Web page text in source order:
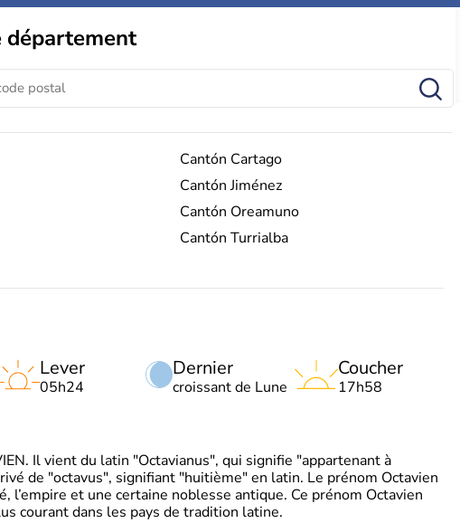
département
Cantón Cartago
Cantón Jiménez
Cantón Oreamuno
Cantón Turrialba
Dernier
croissant de Lune
Lever
05h24
Coucher
17h58
Il vient du latin "Octavianus", qui signifie "appartenant à
de "octavus", signifiant "huitième" en latin. Le prénom Octavien
l’empire et une certaine noblesse antique. Ce prénom Octavien
courant dans les pays de tradition latine.